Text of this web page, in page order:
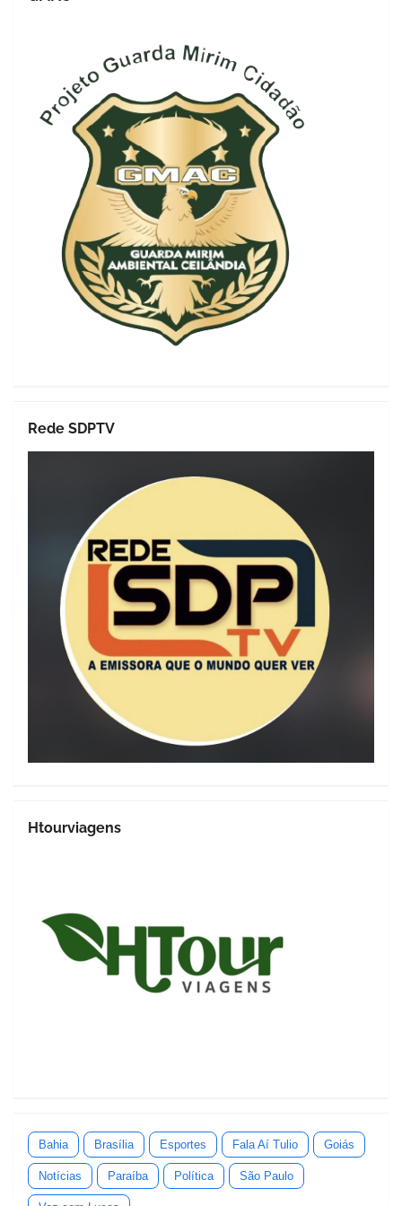
Rede SDPTV
Htourviagens
Bahia Brasília Esportes Fala Aí Tulio Goiás
Notícias Paraíba Política São Paulo